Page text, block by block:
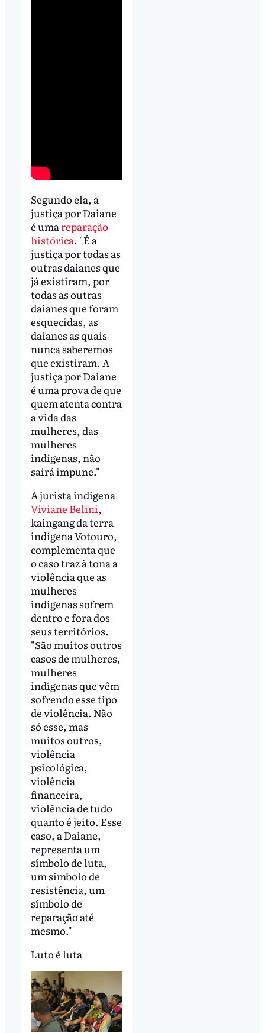
Segundo ela, a
justiça por Daiane
é umareparação
histórica. "É a
justiça por todas as
outras daianes que
já existiram, por
todas as outras
daianes que foram
esquecidas, as
daianes as quais
nunca saberemos
que existiram. A
justiça por Daiane
é uma prova de que
quem atenta contra
a vida das
mulheres, das
mulheres
indígenas, não
sairá impune."
A jurista indigena
Viviane Belini,
kaingang da terra
indígena Votouro,
complementa que
o caso traz à tona a
violência que as
mulheres
indígenas sofrem
dentro e fora dos
seus territórios.
"São muitos outros
casos de mulheres,
mulheres
indígenas que vêm
sofrendo esse tipo
de violência. Não
só esse, mas
muitos outros,
violência
psicológica,
violência
financeira,
violência de tudo
quanto é jeito. Esse
caso, a Daiane,
representa um
símbolo de luta,
um símbolo de
resistência, um
símbolo de
reparação até
mesmo."
Luto é luta